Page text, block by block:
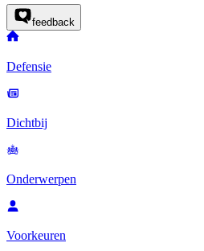
feedback
Defensie
Dichtbij
Onderwerpen
Voorkeuren